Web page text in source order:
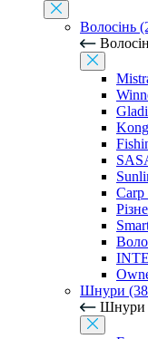
Волосінь
Carp
Шнури
Шнури